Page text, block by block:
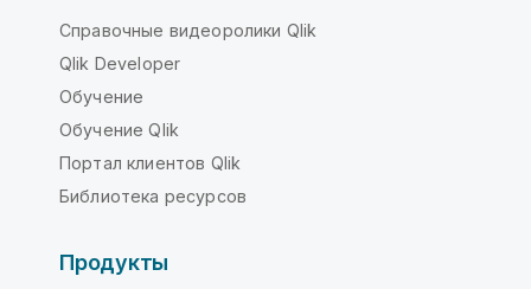
Справочные видеоролики Qlik
Qlik Developer
Обучение
Обучение Qlik
Портал клиентов Qlik
Библиотека ресурсов
Продукты